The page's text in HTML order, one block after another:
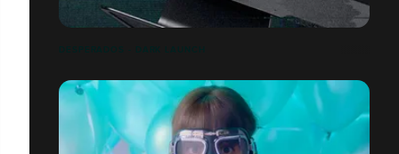
DESPERADOS - DARK LAUNCH